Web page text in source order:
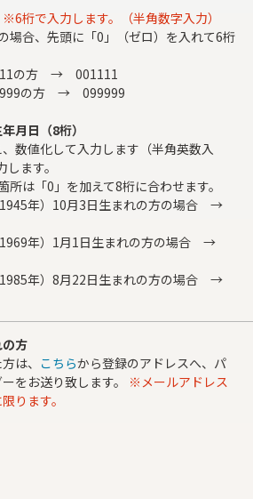
※6桁で入力します。（半角数字入力）
場合、先頭に「0」（ゼロ）を入れて6桁
の方 → 001111
の方 → 099999
月日（8桁）
数値化して入力します（半角英数入
ます。
所は「0」を加えて8桁に合わせます。
1945年）10月3日生まれの方の場合 →
1969年）1月1日生まれの方の場合 →
1985年）8月22日生まれの方の場合 →
方
は、 こちらから登録のアドレスへ、パ
をお送り致します。 ※メールアドレス
ります。